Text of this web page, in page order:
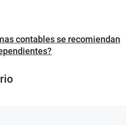
contables se recomiendan